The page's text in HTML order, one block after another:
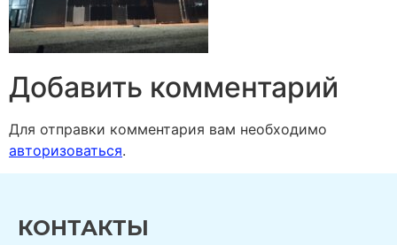
Добавить комментарий
Для отправки комментария вам необходимо
авторизоваться.
КОНТАКТЫ